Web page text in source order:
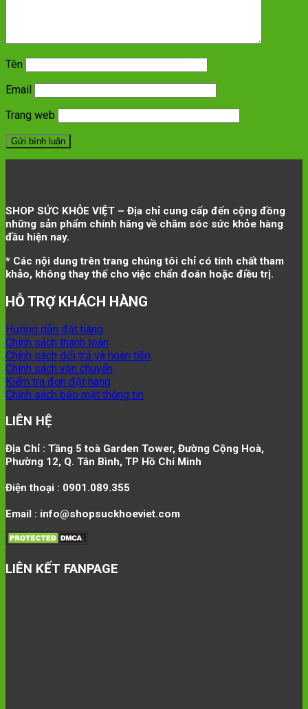
Tên
Email
Trang web
SHOP SỨC KHỎE VIỆT – Địa chỉ cung cấp đến cộng đồng
những sản phẩm chính hãng về chăm sóc sức khỏe hàng
đầu hiện nay.
* Các nội dung trên trang chúng tôi chỉ có tính chất tham
khảo, không thay thế cho việc chẩn đoán hoặc điều trị.
HỖ TRỢ KHÁCH HÀNG
Hướng dẫn đặt hàng
Chính sách thanh toán
Chính sách đổi trả và hoàn tiền
Chính sách vận chuyển
Kiểm tra đơn đặt hàng
Chính sách bảo mật thông tin
LIÊN HỆ
Địa Chỉ : Tầng 5 toà Garden Tower, Đường Cộng Hoà,
Phường 12, Q. Tân Bình, TP Hồ Chí Minh
Điện thoại : 0901.089.355
Email : info@shopsuckhoeviet.com
LIÊN KẾT FANPAGE